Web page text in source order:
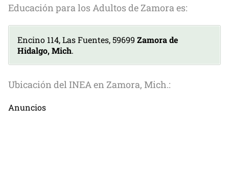
Educación para los Adultos de Zamora es:
Encino 114, Las Fuentes, 59699 Zamora de
Hidalgo, Mich.
Ubicación del INEA en Zamora, Mich.:
Anuncios